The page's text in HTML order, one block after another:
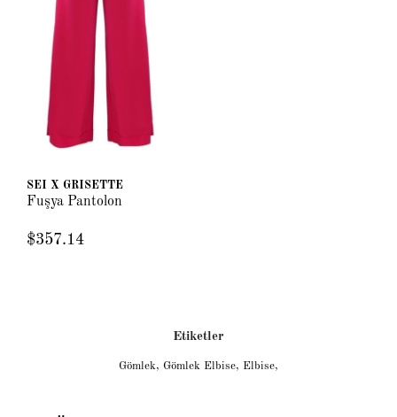
SEI X GRISETTE
Fuşya Pantolon
$357.14
Etiketler
Gömlek, Gömlek Elbise, Elbise,